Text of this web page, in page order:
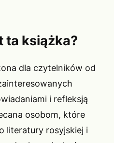
ta książka?
dla czytelników od
i refleksją
osobom, które
literatury rosyjskiej i